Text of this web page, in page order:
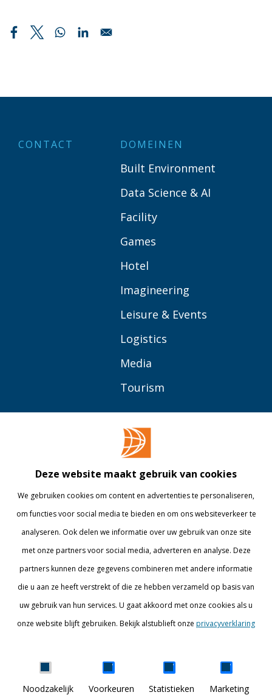
CONTACT DOMEINEN
Built Environment
Data Science & AI
Facility
Games
Hotel
Imagineering
Leisure & Events
Logistics
Media
Tourism
Bedrijven
Onderzoek
Alumni
Werken bij
Contact
Library
Webshop
Internationaal
Deze website maakt gebruik van cookies
We gebruiken cookies om content en advertenties te personaliseren,
om functies voor social media te bieden en om ons websiteverkeer te
analyseren. Ook delen we informatie over uw gebruik van onze site
met onze partners voor social media, adverteren en analyse. Deze
partners kunnen deze gegevens combineren met andere informatie
die u aan ze heeft verstrekt of die ze hebben verzameld op basis van
uw gebruik van hun services. U gaat akkoord met onze cookies als u
onze website blijft gebruiken. Bekijk alstublieft onze privacyverklaring
Noodzakelijk Voorkeuren Statistieken Marketing